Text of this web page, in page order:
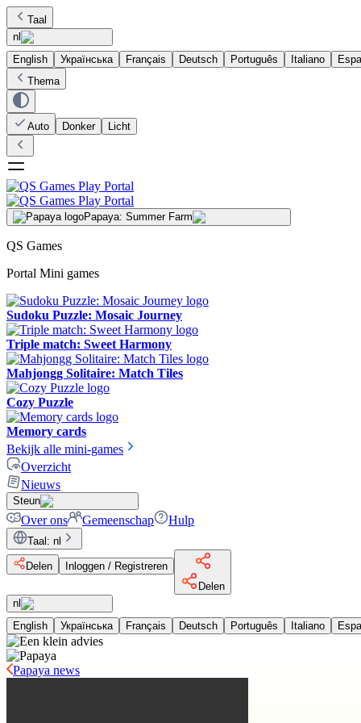
Taal
nl
English
Українська Français Deutsch Português Italiano
Thema
Auto Donker Licht
Papaya: Summer Farm
QS Games
Portal Mini games
Sudoku Puzzle: Mosaic Journey
Triple match: Sweet Harmony
Mahjongg Solitaire: Match Tiles
Cozy Puzzle
Memory cards
Bekijk alle mini-games
Overzicht
Nieuws
Steun
Over ons Gemeenschap Hulp
Taal : nl
Delen
Inloggen / Registreren
Delen
nl
English
Українська Français Deutsch Português Italiano
Papaya news